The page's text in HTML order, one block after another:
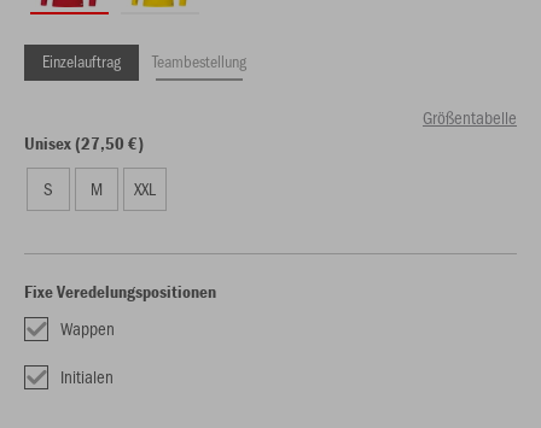
Einzelauftrag Teambestellung
Größentabelle
Unisex (27,50 €)
S M XXL
Fixe Veredelungspositionen
Wappen
Initialen